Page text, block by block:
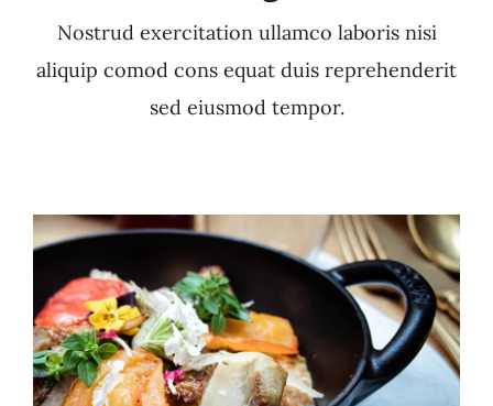
Nostrud exercitation ullamco laboris nisi
aliquip comod cons equat duis reprehenderit
sed eiusmod tempor.